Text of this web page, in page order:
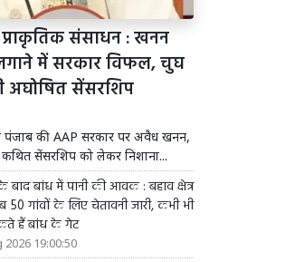
संसाधन : खनन
में सरकार विफल, चुघ
अघोषित सेंसरशिप
पंजाब की AAP सरकार पर अवैध खनन,
सेंसरशिप को लेकर निशाना...
बाद बांध में पानी की आवक : बहाव क्षेत्र
50 गांवों के लिए चेतावनी जारी, कभी भी
हैं बांध के गेट
2026 19:00:50